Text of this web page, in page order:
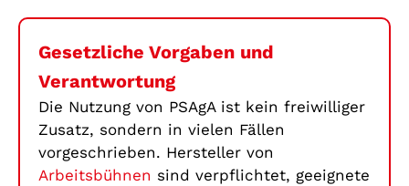
Gesetzliche Vorgaben und
Verantwortung
Die Nutzung von PSAgA ist kein freiwilliger
Zusatz, sondern in vielen Fällen
vorgeschrieben. Hersteller von
Arbeitsbühnen sind verpflichtet, geeignete